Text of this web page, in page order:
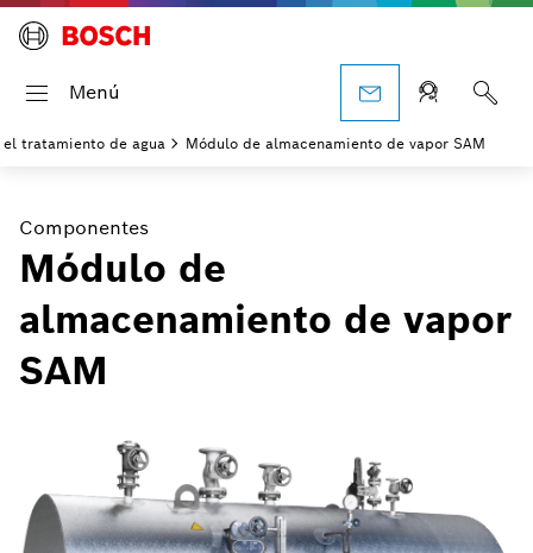
Menú
tratamiento de agua Módulo de almacenamiento de vapor SAM
Componentes
Módulo de
almacenamiento de vapor
SAM